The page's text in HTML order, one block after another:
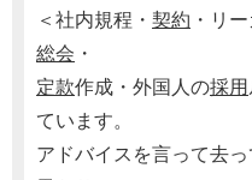
＜社内規程・ 契約 ・リ
総会 ・
定款作成・外国人の採用
ています。
アドバイスを言って去